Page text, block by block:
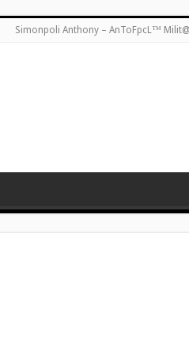
Simonpoli Anthony – AnToFpcL™